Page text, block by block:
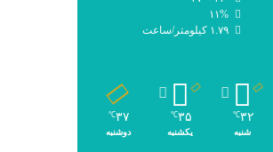
۱۱%
۱.۷۹ کیلومتر/ساعت
۳۲℃
شنبه
۳۵℃
یکشنبه
۳۷℃
دوشنبه